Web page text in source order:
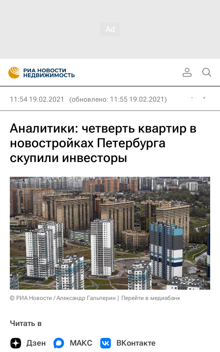
11:54 19.02.2021 (обновлено: 11:55 19.02.2021)
Аналитики: четверть квартир в
новостройках Петербурга
скупили инвесторы
© РИА Новости / Александр Гальперин Перейти в медиабанк
Читать в
Дзен МАКС ВКонтакте